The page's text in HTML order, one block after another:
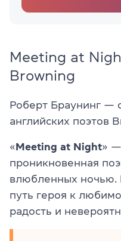
Meeting at
Browning
Роберт Браунинг —
английских поэтов
«Meeting at Night» —
проникновенная
влюбленных ночью.
путь героя к
радость и